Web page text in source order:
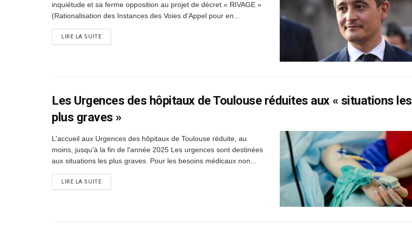
inquiétude et sa ferme opposition au projet de décret « RIVAGE »
(Rationalisation des Instances des Voies d’Appel pour en...
LIRE LA SUITEDETAILS
Les Urgences des hôpitaux de Toulouse réduites aux « situations les
plus graves »
L'accueil aux Urgences des hôpitaux de Toulouse réduite, au
moins, jusqu'à la fin de l'année 2025 Les urgences sont destinées
aux situations les plus graves. Pour les besoins médicaux non...
LIRE LA SUITEDETAILS